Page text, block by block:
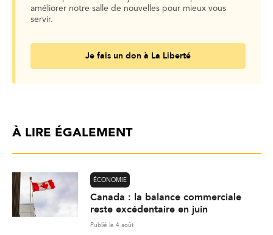
améliorer notre salle de nouvelles pour mieux vous
servir.
Je fais un don à La Liberté
À LIRE ÉGALEMENT
ÉCONOMIE
Canada : la balance commerciale
reste excédentaire en juin
Publié le 4 août